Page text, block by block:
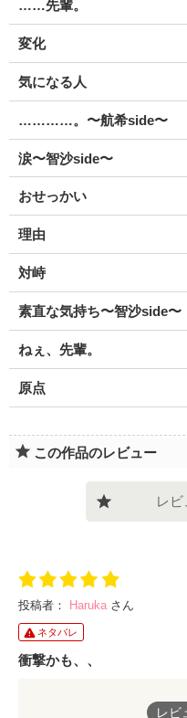
……先輩。
変化
気になる人
…………。〜航希side〜
涙〜智沙side〜
おせっかい
理由
対峙
素直な気持ち〜智沙side〜
ねぇ、先輩。
原点
この作品のレビュー
レビ
投稿者： Haruka さん
ネタバレ
衝撃かも、、
なんか、最初読んでた時は
レビ